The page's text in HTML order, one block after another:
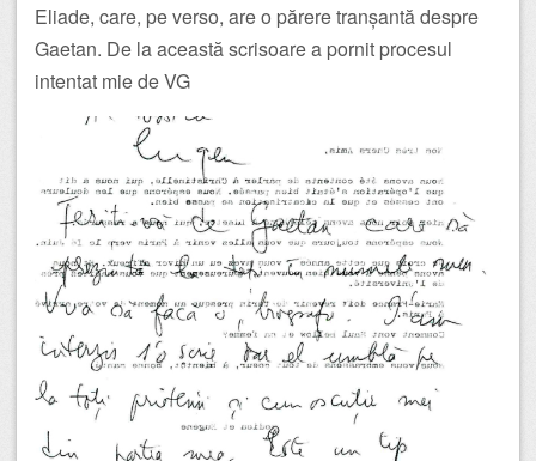
Eliade, care, pe verso, are o părere tranșantă despre
Gaetan. De la această scrisoare a pornit procesul
intentat mie de VG